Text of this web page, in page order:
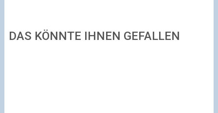
DAS KÖNNTE IHNEN GEFALLEN